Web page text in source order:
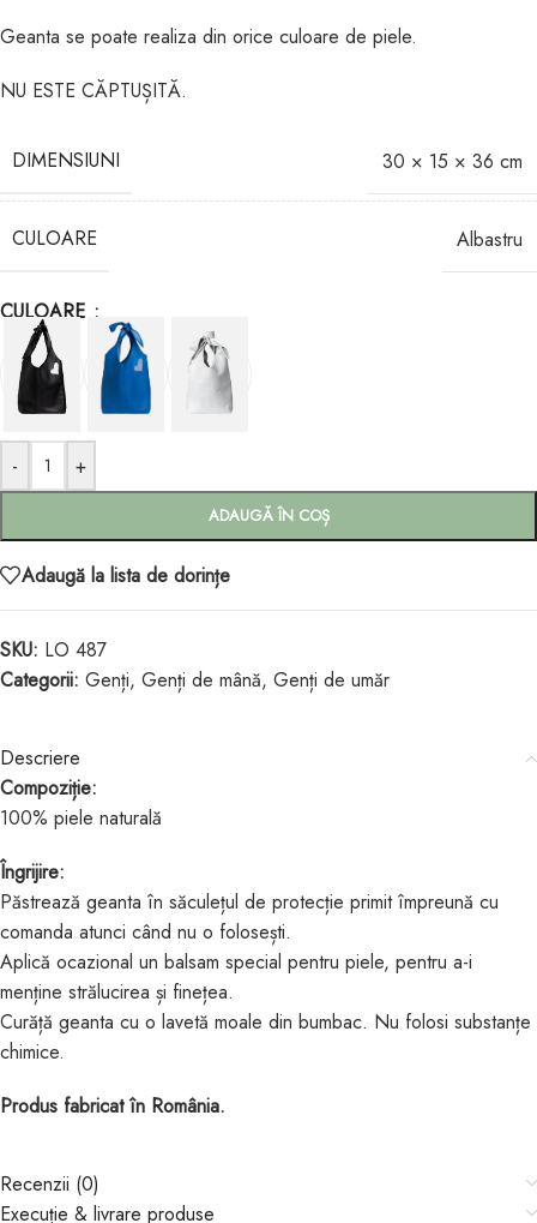
Geanta se poate realiza din orice culoare de piele.
NU ESTE CĂPTUȘITĂ.
DIMENSIUNI 30 × 15 × 36 cm
CULOARE Albastru
CULOARE
- +
ADAUGĂ ÎN COȘ
Adaugă la lista de dorințe
SKU: LO 487
Categorii: Genți, Genți de mână, Genți de umăr
Descriere
Compoziție:
100% piele naturală
Îngrijire:
Păstrează geanta în săculețul de protecție primit împreună cu
comanda atunci când nu o folosești.
Aplică ocazional un balsam special pentru piele, pentru a-i
menține strălucirea și finețea.
Curăță geanta cu o lavetă moale din bumbac. Nu folosi substanțe
chimice.
Produs fabricat în România.
Recenzii (0)
Execuție & livrare produse